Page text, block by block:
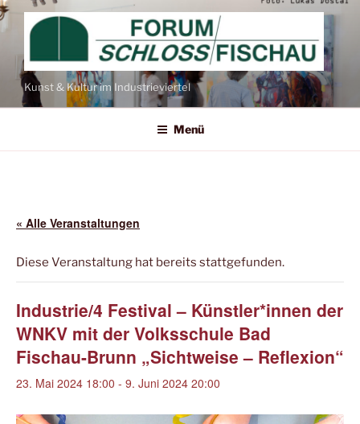
Kunst & Kultur im Industrieviertel
Menü
« Alle Veranstaltungen
Diese Veranstaltung hat bereits stattgefunden.
Industrie/4 Festival – Künstler*innen der
WNKV mit der Volksschule Bad
Fischau-Brunn „Sichtweise – Reflexion“
23. Mai 2024 18:00 - 9. Juni 2024 20:00